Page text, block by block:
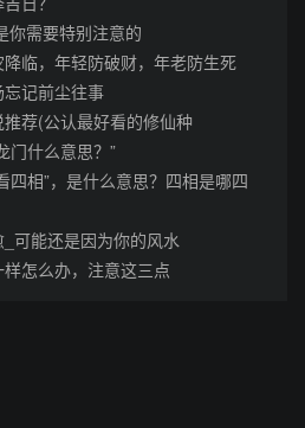
你需要特别注意的
临，年轻防破财，年老防生死
记前尘往事
荐(公认最好看的修仙种
门什么意思？”
四相”，是什么意思？四相是哪四
可能还是因为你的风水
怎么办，注意这三点